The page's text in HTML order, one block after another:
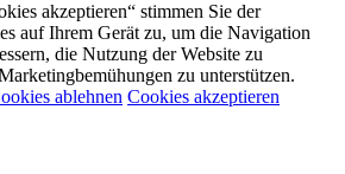
akzeptieren“ stimmen Sie der
auf Ihrem Gerät zu, um die Navigation
die Nutzung der Website zu
zu unterstützen.
ablehnen Cookies akzeptieren